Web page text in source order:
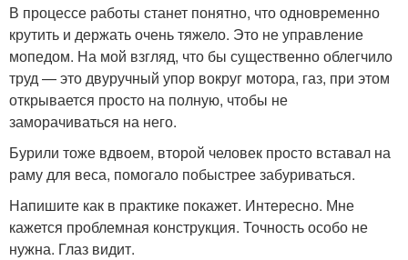
В процессе работы станет понятно, что одновременно
крутить и держать очень тяжело. Это не управление
мопедом. На мой взгляд, что бы существенно облегчило
труд — это двуручный упор вокруг мотора, газ, при этом
открывается просто на полную, чтобы не
заморачиваться на него.
Бурили тоже вдвоем, второй человек просто вставал на
раму для веса, помогало побыстрее забуриваться.
Напишите как в практике покажет. Интересно. Мне
кажется проблемная конструкция. Точность особо не
нужна. Глаз видит.